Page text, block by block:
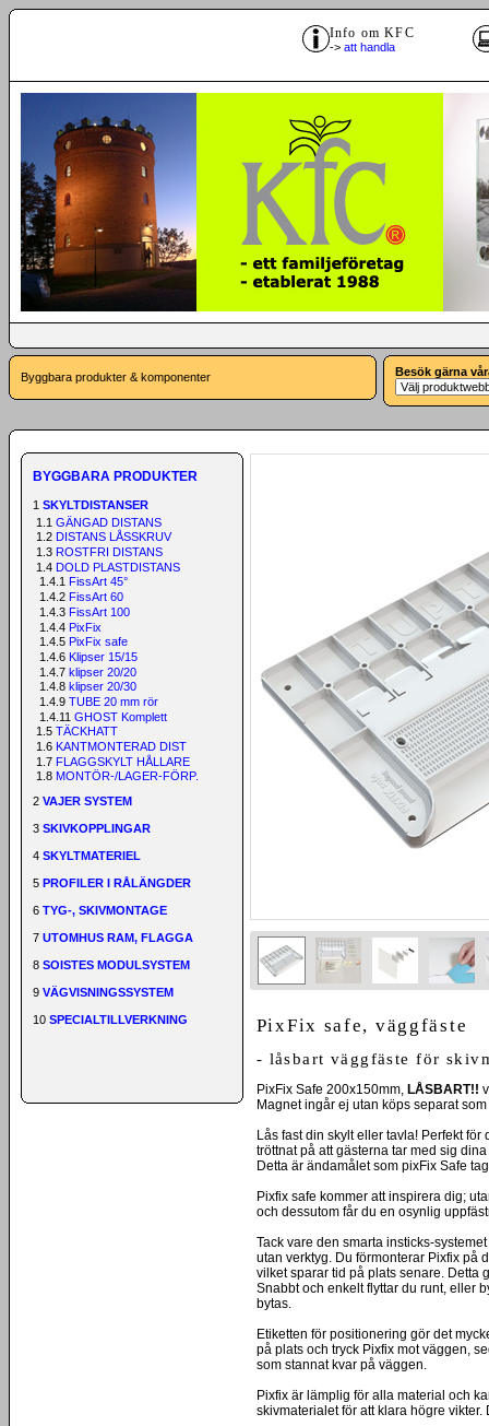
Info om KFC
-> att handla
Byggbara produkter & komponenter Besök gärna
BYGGBARA PRODUKTER
1 SKYLTDISTANSER
1.1 GÄNGAD DISTANS
1.2 DISTANS LÅSSKRUV
1.3 ROSTFRI DISTANS
1.4 DOLD PLASTDISTANS
1.4.1 FissArt 45°
1.4.2 FissArt 60
1.4.3 FissArt 100
1.4.4 PixFix
1.4.5 PixFix safe
1.4.6 Klipser 15/15
1.4.7 klipser 20/20
1.4.8 klipser 20/30
1.4.9 TUBE 20 mm rör
1.4.11 GHOST Komplett
1.5 TÄCKHATT
1.6 KANTMONTERAD DIST
1.7 FLAGGSKYLT HÅLLARE
1.8 MONTÖR-/LAGER-FÖRP.
2 VAJER SYSTEM
3 SKIVKOPPLINGAR
4 SKYLTMATERIEL
5 PROFILER I RÅLÄNGDER
6 TYG-, SKIVMONTAGE
7 UTOMHUS RAM, FLAGGA
8 SOISTES MODULSYSTEM
9 VÄGVISNINGSSYSTEM
10 SPECIALTILLVERKNING PixFix safe, väggfäste
- låsbart väggfäste för
PixFix Safe 200x150mm, LÅSBART!!
Magnet ingår ej utan köps separat
Lås fast din skylt eller tavla! Perfekt
tröttnat på att gästerna tar med sig
Detta är ändamålet som pixFix Safe
Pixfix safe kommer att inspirera dig;
och dessutom får du en osynlig
Tack vare den smarta insticks-
utan verktyg. Du förmonterar Pixfix på
vilket sparar tid på plats senare. Detta
Snabbt och enkelt flyttar du runt, eller
bytas.
Etiketten för positionering gör det
på plats och tryck Pixfix mot väggen,
som stannat kvar på väggen.
Pixfix är lämplig för alla material och
skivmaterialet för att klara högre vikter.